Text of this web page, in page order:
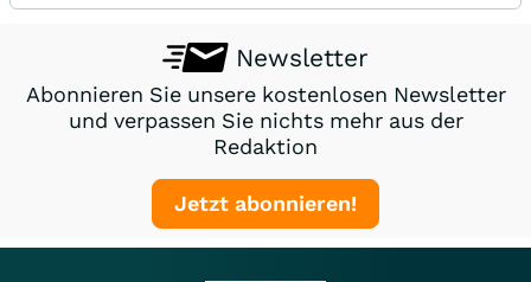
Newsletter
Abonnieren Sie unsere kostenlosen Newsletter
und verpassen Sie nichts mehr aus der
Redaktion
Jetzt abonnieren!